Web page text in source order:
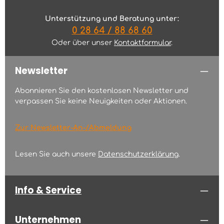
Unterstützung und Beratung unter:
0 28 64 / 88 68 60
Oder über unser Kontaktformular.
Newsletter
Abonnieren Sie den kostenlosen Newsletter und
verpassen Sie keine Neuigkeiten oder Aktionen.
Zur Newsletter-An-/Abmeldung
Lesen Sie auch unsere Datenschutzerklärung.
Info & Service
Unternehmen